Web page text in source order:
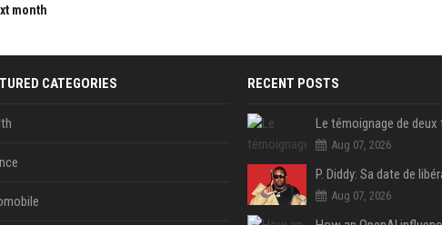
month
CATEGORIES RECENT POSTS
Aug 07, 2026
Aug 07, 2026